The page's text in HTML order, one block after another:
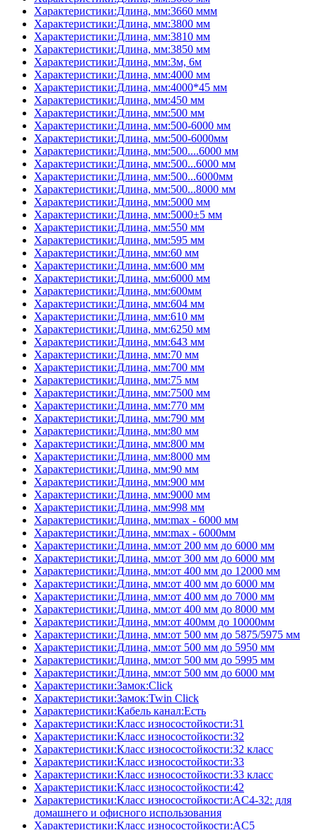
Характеристики:Длина, мм:3660 ммм
Характеристики:Длина, мм:3800 мм
Характеристики:Длина, мм:3810 мм
Характеристики:Длина, мм:3850 мм
Характеристики:Длина, мм:3м, 6м
Характеристики:Длина, мм:4000 мм
Характеристики:Длина, мм:4000*45 мм
Характеристики:Длина, мм:450 мм
Характеристики:Длина, мм:500 мм
Характеристики:Длина, мм:500-6000 мм
Характеристики:Длина, мм:500-6000мм
Характеристики:Длина, мм:500....6000 мм
Характеристики:Длина, мм:500...6000 мм
Характеристики:Длина, мм:500...6000мм
Характеристики:Длина, мм:500...8000 мм
Характеристики:Длина, мм:5000 мм
Характеристики:Длина, мм:5000±5 мм
Характеристики:Длина, мм:550 мм
Характеристики:Длина, мм:595 мм
Характеристики:Длина, мм:60 мм
Характеристики:Длина, мм:600 мм
Характеристики:Длина, мм:6000 мм
Характеристики:Длина, мм:600мм
Характеристики:Длина, мм:604 мм
Характеристики:Длина, мм:610 мм
Характеристики:Длина, мм:6250 мм
Характеристики:Длина, мм:643 мм
Характеристики:Длина, мм:70 мм
Характеристики:Длина, мм:700 мм
Характеристики:Длина, мм:75 мм
Характеристики:Длина, мм:7500 мм
Характеристики:Длина, мм:770 мм
Характеристики:Длина, мм:790 мм
Характеристики:Длина, мм:80 мм
Характеристики:Длина, мм:800 мм
Характеристики:Длина, мм:8000 мм
Характеристики:Длина, мм:90 мм
Характеристики:Длина, мм:900 мм
Характеристики:Длина, мм:9000 мм
Характеристики:Длина, мм:998 мм
Характеристики:Длина, мм:max - 6000 мм
Характеристики:Длина, мм:max - 6000мм
Характеристики:Длина, мм:от 200 мм до 6000 мм
Характеристики:Длина, мм:от 300 мм до 6000 мм
Характеристики:Длина, мм:от 400 мм до 12000 мм
Характеристики:Длина, мм:от 400 мм до 6000 мм
Характеристики:Длина, мм:от 400 мм до 7000 мм
Характеристики:Длина, мм:от 400 мм до 8000 мм
Характеристики:Длина, мм:от 400мм до 10000мм
Характеристики:Длина, мм:от 500 мм до 5875/5975 мм
Характеристики:Длина, мм:от 500 мм до 5950 мм
Характеристики:Длина, мм:от 500 мм до 5995 мм
Характеристики:Длина, мм:от 500 мм до 6000 мм
Характеристики:Замок:Click
Характеристики:Замок:Twin Click
Характеристики:Кабель канал:Есть
Характеристики:Класс износостойкости:31
Характеристики:Класс износостойкости:32
Характеристики:Класс износостойкости:32 класс
Характеристики:Класс износостойкости:33
Характеристики:Класс износостойкости:33 класс
Характеристики:Класс износостойкости:42
Характеристики:Класс износостойкости:AC4-32: для
домашнего и офисного использования
Характеристики:Класс износостойкости:AC5